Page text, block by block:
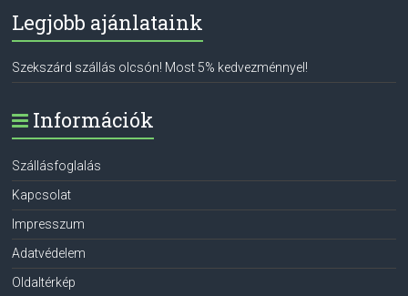
Legjobb ajánlataink
Szekszárd szállás olcsón! Most 5% kedvezménnyel!
Információk
Szállásfoglalás
Kapcsolat
Impresszum
Adatvédelem
Oldaltérkép